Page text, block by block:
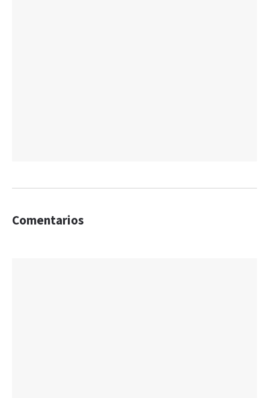
Comentarios